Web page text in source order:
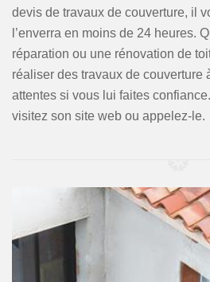
devis de travaux de couverture, il
l’enverra en moins de 24 heures.
réparation ou une rénovation de
réaliser des travaux de couverture
attentes si vous lui faites
visitez son site web ou appelez-le.